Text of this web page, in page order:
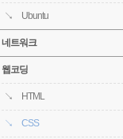
Ubuntu
네트워크
웹코딩
HTML
CSS